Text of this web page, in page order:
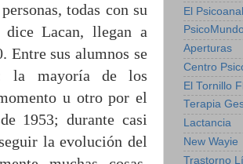
todas con su
dice Lacan, llegan a
Entre sus alumnos se
la mayoría de los
u otro por el
1953; durante casi
la evolución del
El
PsicoMundo
Aperturas
Centro
El Tornillo
Terapia
Lactancia
New Wayie
Trastorno